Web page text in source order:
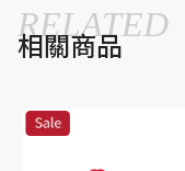
相關商品
RELATED